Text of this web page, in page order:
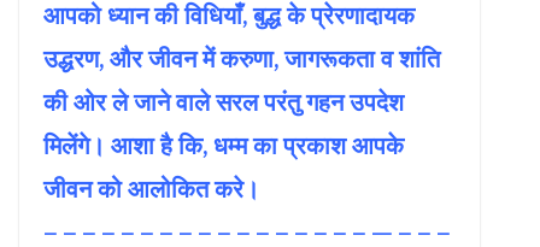
आपको ध्यान की विधियाँ, बुद्ध के प्रेरणादायक
उद्धरण, और जीवन में करुणा, जागरूकता व शांति
की ओर ले जाने वाले सरल परंतु गहन उपदेश
मिलेंगे। आशा है कि, धम्म का प्रकाश आपके
जीवन को आलोकित करे।
– – – – – – – – – – – – – – – – – — – – –